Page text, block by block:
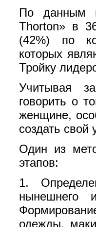
По данным
Thorton» в
(42%) по
которых
Тройку
Учитывая
говорить о
женщине,
создать
Один из
этапов:
1.
нынешнего
одежды,